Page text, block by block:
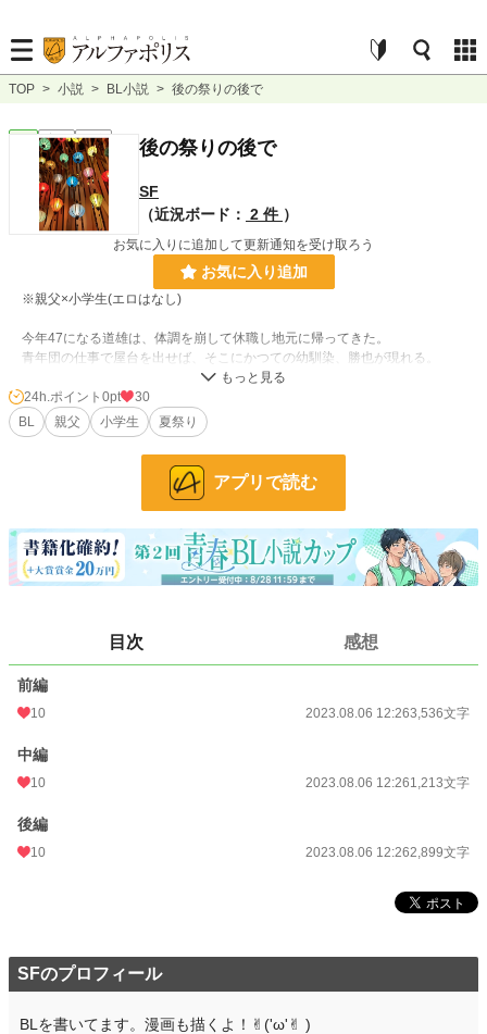
TOP > 小説 > BL小説 > 後の祭りの後で
完結 短編 後の祭りの後で
SF
（近況ボード： 2 件 ）
お気に入りに追加して更新通知を受け取ろう
お気に入り追加
※親父×小学生(エロはなし)
今年47になる道雄は、体調を崩して休職し地元に帰ってきた。
青年団の仕事で屋台を出せば、そこにかつての幼馴染、勝也が現れる。
しかし勝也は道雄とともに過ごした頃の、小学生の姿のままだった。
あの頃と今が交錯する、夏の夜の行方はーーーー
・Twitterの企画で書かせていただきました。
キーワード・惚れた弱み
小説 228,696 位 / 228,696 件
24h.ポイント
初回完結日時
年間ポイント 1,148 pt (80,949 位)
24h.ポイント 0pt
30
BL
親父 小学生 夏祭り
アプリで読む
目次 感想
前編
10 2023.08.06 12:263,536文字
中編
10 2023.08.06 12:261,213文字
後編
10 2023.08.06 12:262,899文字
SFのプロフィール
BLを書いてます。漫画も描くよ！✌︎('ω'✌︎ )